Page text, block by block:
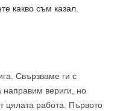
какво съм казал.
Свързваме ги с
направим вериги, но
цялата работа. Първото